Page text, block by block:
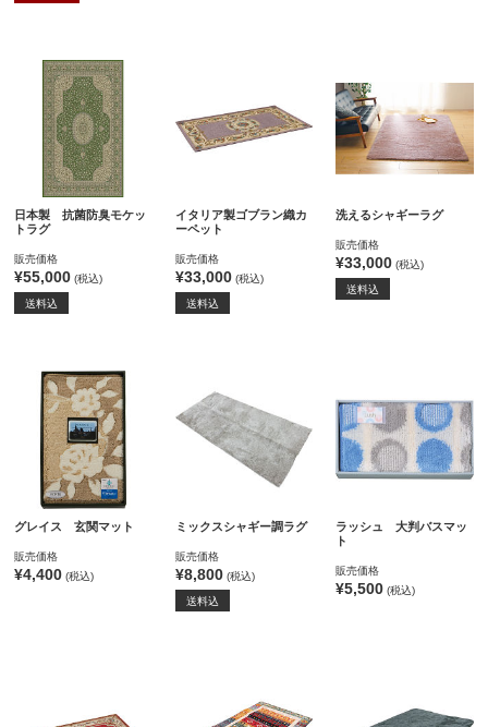
日本製 抗菌防臭モケッ
トラグ
販売価格
¥55,000 (税込)
送料込
イタリア製ゴブラン織カ
ーペット
販売価格
¥33,000(税込)
送料込
洗えるシャギーラグ
販売価格
¥33,000 (税込)
送料込
グレイス 玄関マット
販売価格
¥4,400 (税込)
ミックスシャギー調ラグ
販売価格
¥8,800(税込)
送料込
ラッシュ 大判バスマッ
ト
販売価格
¥5,500 (税込)